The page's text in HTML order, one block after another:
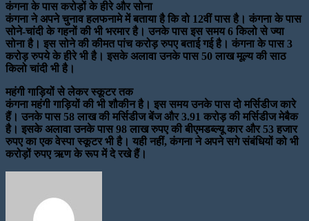
कंगना के पास करोड़ों के हीरे और सोना
कंगना ने अपने चुनाव हलफनामे में बताया है कि वो 12वीं पास है। कंगना के पास
सोने-चांदी के गहनों की भी भरमार है। उनके पास इस समय 6 किलो से ज्या
सोना है। इस सोने की कीमत पांच करोड़ रुपए बताई गई है। कंगना के पास 3
करोड़ रुपये के हीरे भी है। इसके अलावा उनके पास 50 लाख मूल्य की साठ
किलो चांदी भी है।
महंगी गाड़ियों से लेकर स्कूटर तक
कंगना महंगी गाड़ियों की भी शौकीन है। इस समय उनके पास दो मर्सिडीज कारे
हैं। उनके पास 58 लाख की मर्सिडीज बेंज और 3.91 करोड़ की मर्सिडीज मेबैक
है। इसके अलावा उनके पास 98 लाख रुपए की बीएमडब्ल्यू कार और 53 हजार
रुपए का एक वेस्पा स्कूटर भी है। यही नहीं, कंगना ने अपने सगे संबंधियों को भी
करोड़ों रुपए ऋण के रूप में दे रखे हैं।